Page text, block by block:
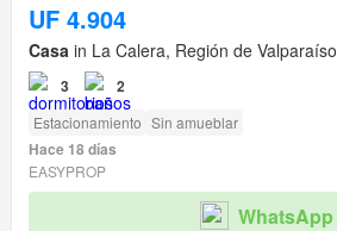
UF 4.904
Casa in La Calera, Región de Valparaíso
3 2
Estacionamiento Sin amueblar
Hace 18 días
EASYPROP
WhatsApp